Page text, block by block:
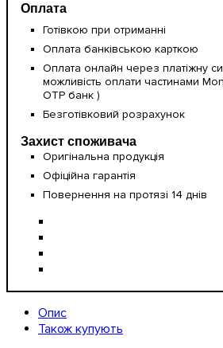
Оплата
Готівкою при отриманні
Оплата банківською карткою
Оплата онлайн через платіжну
можливість оплати частинами
OTP банк )
Безготівковий розрахунок
Захист споживача
Оригінальна продукція
Офіційна гарантія
Повернення на протязі 14 днів
Опис
Також купують